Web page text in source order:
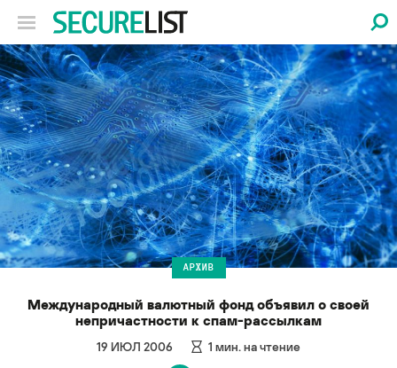
АРХИВ
Международный валютный фонд объявил о своей
непричастности к спам-рассылкам
19 ИЮЛ 2006 1 мин. на чтение